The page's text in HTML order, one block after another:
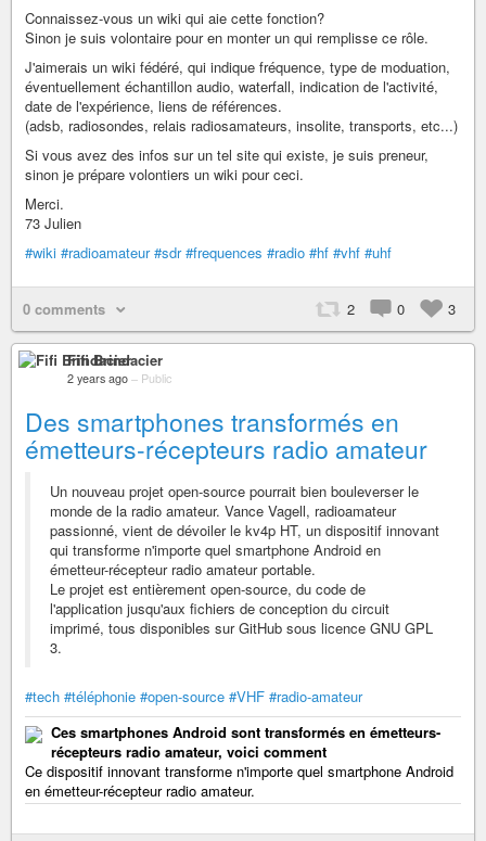
Connaissez-vous un wiki qui aie cette fonction?
Sinon je suis volontaire pour en monter un qui remplisse ce rôle.
J'aimerais un wiki fédéré, qui indique fréquence, type de moduation,
éventuellement échantillon audio, waterfall, indication de l'activité,
date de l'expérience, liens de références.
(adsb, radiosondes, relais radiosamateurs, insolite, transports, etc...)
Si vous avez des infos sur un tel site qui existe, je suis preneur,
sinon je prépare volontiers un wiki pour ceci.
Merci.
73 Julien
#wiki #radioamateur #sdr #frequences #radio #hf #vhf #uhf
0 comments 2 0 3
Fifi Brindacier
2 years ago – Public
Des smartphones transformés en
émetteurs-récepteurs radio amateur
Un nouveau projet open-source pourrait bien bouleverser le
monde de la radio amateur. Vance Vagell, radioamateur
passionné, vient de dévoiler le kv4p HT, un dispositif innovant
qui transforme n'importe quel smartphone Android en
émetteur-récepteur radio amateur portable.
Le projet est entièrement open-source, du code de
l'application jusqu'aux fichiers de conception du circuit
imprimé, tous disponibles sur GitHub sous licence GNU GPL
3.
#tech #téléphonie #open-source #VHF #radio-amateur
Ces smartphones Android sont transformés en émetteurs-
récepteurs radio amateur, voici comment
Ce dispositif innovant transforme n'importe quel smartphone Android
en émetteur-récepteur radio amateur.